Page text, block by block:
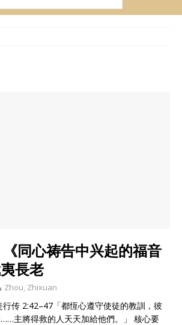
同心祷告中兴起的福音
長老
Zhou, Zhixuan
传 2:42–47「都恆心遵守使徒的教訓，彼
主將得救的人天天加給他們。」 核心要